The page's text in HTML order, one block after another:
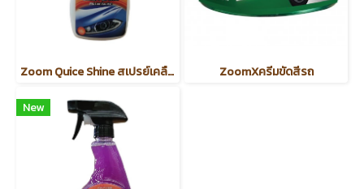
Zoom Quice Shine สเปรย์เคลือบสีรถ ZoomXครีมขัดสีรถ
New